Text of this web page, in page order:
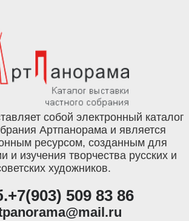
собой электронный каталог
Артпанорама и является
ресурсом, созданным для
и изучения творчества русских и
художников.
509 83 86